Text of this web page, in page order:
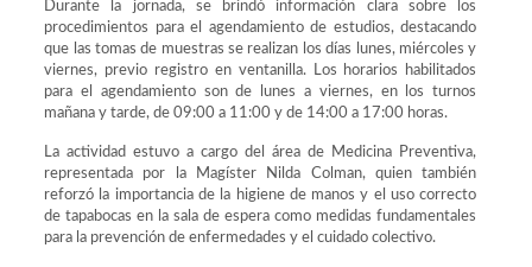
Durante la jornada, se brindó información clara sobre los
procedimientos para el agendamiento de estudios, destacando
que las tomas de muestras se realizan los días lunes, miércoles y
viernes, previo registro en ventanilla. Los horarios habilitados
para el agendamiento son de lunes a viernes, en los turnos
mañana y tarde, de 09:00 a 11:00 y de 14:00 a 17:00 horas.
La actividad estuvo a cargo del área de Medicina Preventiva,
representada por la Magíster Nilda Colman, quien también
reforzó la importancia de la higiene de manos y el uso correcto
de tapabocas en la sala de espera como medidas fundamentales
para la prevención de enfermedades y el cuidado colectivo.